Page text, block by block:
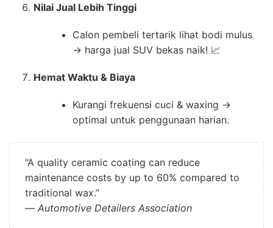
Nilai Jual Lebih Tinggi
Calon pembeli tertarik lihat bodi mulus
→ harga jual SUV bekas naik! 📈
Hemat Waktu & Biaya
Kurangi frekuensi cuci & waxing →
optimal untuk penggunaan harian.
“A quality ceramic coating can reduce
maintenance costs by up to 60% compared to
traditional wax.”
— Automotive Detailers Association